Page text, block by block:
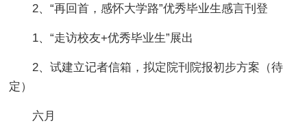
2、“再回首，感怀大学路”优秀毕业生感言刊登
1、“走访校友+优秀毕业生”展出
2、试建立记者信箱，拟定院刊院报初步方案（待
定）
六月